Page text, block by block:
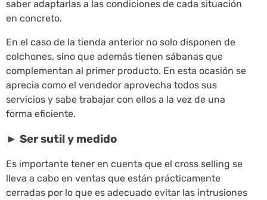
saber adaptarlas a las condiciones de cada situación
en concreto.
En el caso de la tienda anterior no solo disponen de
colchones, sino que además tienen sábanas que
complementan al primer producto. En esta ocasión se
aprecia como el vendedor aprovecha todos sus
servicios y sabe trabajar con ellos a la vez de una
forma eficiente.
► Ser sutil y medido
Es importante tener en cuenta que el cross selling se
lleva a cabo en ventas que están prácticamente
cerradas por lo que es adecuado evitar las intrusiones